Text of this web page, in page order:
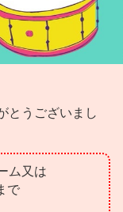
とうございまし
ーム又は
で